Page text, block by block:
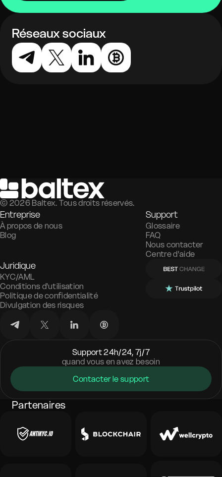
Réseaux sociaux
© 2026 Baltex. Tous droits réservés.
Entreprise
À propos de nous
Blog
Support
Glossaire
FAQ
Nous contacter
Centre d'aide
Juridique
KYC/AML
Conditions d'utilisation
Politique de confidentialité
Divulgation des risques
Support 24h/24, 7j/7
quand vous en avez besoin
Contacter le support
Partenaires